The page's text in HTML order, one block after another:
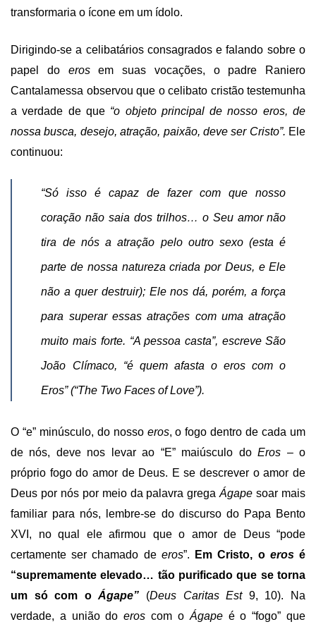
transformaria o ícone em um ídolo.
Dirigindo-se a celibatários consagrados e falando sobre o
papel do erosem suas vocações, o padre Raniero
Cantalamessa observou que o celibato cristão testemunha
a verdade de que “o objeto principal de nosso eros, de
nossa busca, desejo, atração, paixão, deve ser Cristo”. Ele
continuou:
“Só isso é capaz de fazer com que nosso
coração não saia dos trilhos… o Seu amor não
tira de nós a atração pelo outro sexo (esta é
parte de nossa natureza criada por Deus, e Ele
não a quer destruir); Ele nos dá, porém, a força
para superar essas atrações com uma atração
muito mais forte. “A pessoa casta”, escreve São
João Clímaco, “é quem afasta oeros com o
Eros” (“The Two Faces of Love”).
O “e” minúsculo, do nosso eros, o fogo dentro de cada um
de nós, deve nos levar ao “E” maiúsculo doEros – o
próprio fogo do amor de Deus. E se descrever o amor de
Deus por nós por meio da palavra gregaÁgape soar mais
familiar para nós, lembre-se do discurso do Papa Bento
XVI, no qual ele afirmou que o amor de Deus “pode
certamente ser chamado de eros”. Em Cristo, o erosé
“supremamente elevado… tão purificado que se torna
um só com oÁgape” (Deus Caritas Est 9, 10). Na
verdade, a união doeroscom o Ágapeé o “fogo” que